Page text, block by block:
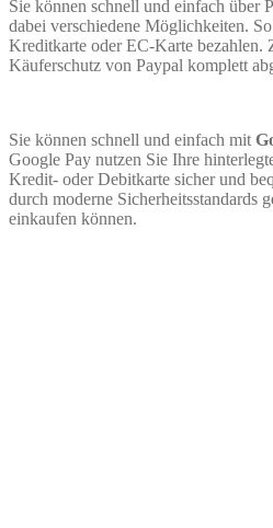
Sie können schnell und einfach über
dabei verschiedene Möglichkeiten.
Kreditkarte oder EC-Karte bezahlen.
Käuferschutz von Paypal komplett
Sie können schnell und einfach mit
Google Pay nutzen Sie Ihre
Kredit- oder Debitkarte sicher und
durch moderne Sicherheitsstandards
einkaufen können.